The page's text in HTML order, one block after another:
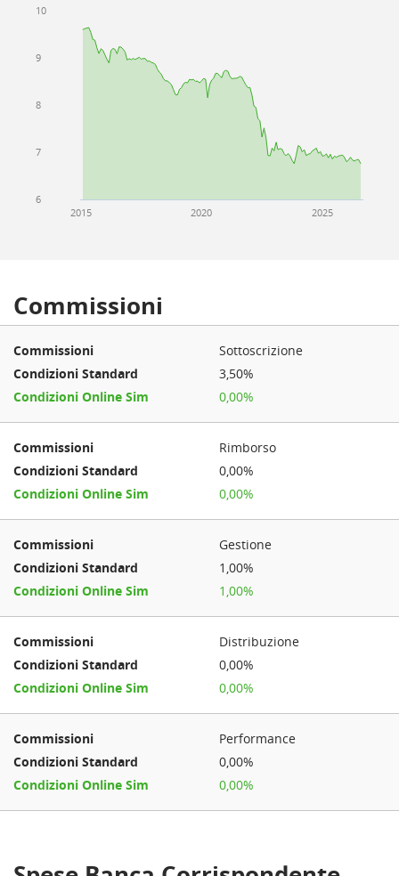
2020
2015 2025
6
7
8
9
10
Commissioni
Sottoscrizione
3,50%
0,00%
Rimborso
0,00%
0,00%
Gestione
1,00%
1,00%
Distribuzione
0,00%
0,00%
Performance
0,00%
0,00%